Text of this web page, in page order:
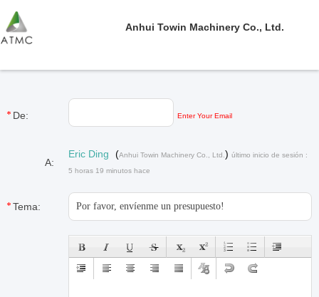
Anhui Towin Machinery Co., Ltd.
De: Enter Your Email
A:
Eric Ding (Anhui Towin Machinery Co., Ltd. ) último inicio de sesión :
5 horas 19 minutos hace
Tema: